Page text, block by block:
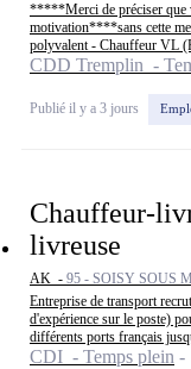
*****Merci de préciser que
motivation****sans cette
polyvalent - Chauffeur VL
CDD Tremplin -
Publié il y a 3 jours
Chauffeur-
livreuse
AK - 95 - SOISY SOUS
Entreprise de transport
d'expérience sur le poste)
différents ports français
CDI - Temps plein